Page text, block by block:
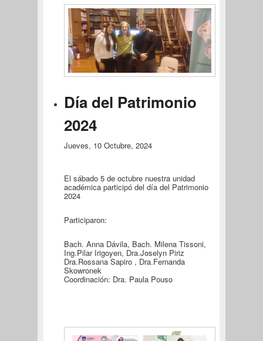
Día del Patrimonio
2024
Jueves, 10 Octubre, 2024
El sábado 5 de octubre nuestra unidad
académica participó del día del Patrimonio
2024
Participaron:
Bach. Anna Dávila, Bach. Milena Tissoni,
Ing.Pilar Irigoyen, Dra.Joselyn Piriz
Dra.Rossana Sapiro , Dra.Fernanda
Skowronek
Coordinación: Dra. Paula Pouso